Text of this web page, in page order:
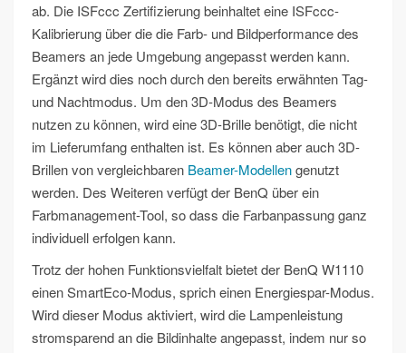
ab. Die ISFccc Zertifizierung beinhaltet eine ISFccc-
Kalibrierung über die die Farb- und Bildperformance des
Beamers an jede Umgebung angepasst werden kann.
Ergänzt wird dies noch durch den bereits erwähnten Tag-
und Nachtmodus. Um den 3D-Modus des Beamers
nutzen zu können, wird eine 3D-Brille benötigt, die nicht
im Lieferumfang enthalten ist. Es können aber auch 3D-
Brillen von vergleichbaren Beamer-Modellengenutzt
werden. Des Weiteren verfügt der BenQ über ein
Farbmanagement-Tool, so dass die Farbanpassung ganz
individuell erfolgen kann.
Trotz der hohen Funktionsvielfalt bietet der BenQ W1110
einen SmartEco-Modus, sprich einen Energiespar-Modus.
Wird dieser Modus aktiviert, wird die Lampenleistung
stromsparend an die Bildinhalte angepasst, indem nur so